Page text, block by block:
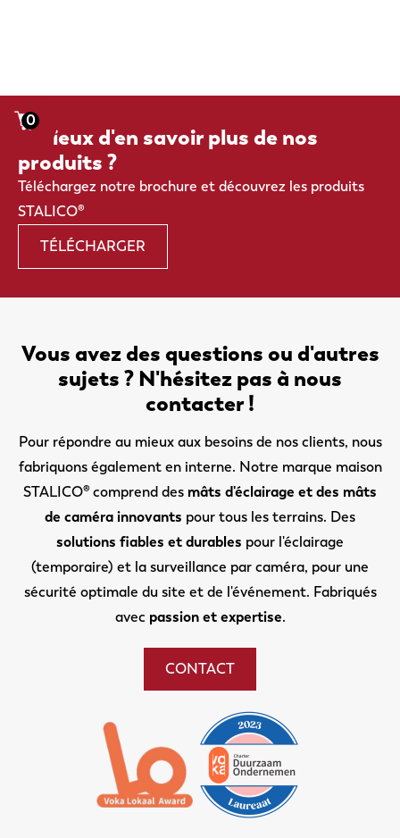
0
Curieux d'en savoir plus de nos
produits ?
Téléchargez notre brochure et découvrez les produits
STALICO®
TÉLÉCHARGER
Vous avez des questions ou d'autres
sujets ? N'hésitez pas à nous
contacter !
Pour répondre au mieux aux besoins de nos clients, nous
fabriquons également en interne. Notre marque maison
STALICO® comprend des mâts d'éclairage et des mâts
de caméra innovants pour tous les terrains. Des
solutions fiables et durables pour l'éclairage
(temporaire) et la surveillance par caméra, pour une
sécurité optimale du site et de l'événement. Fabriqués
avec passion et expertise.
CONTACT